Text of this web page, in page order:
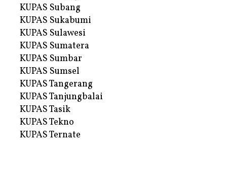
KUPAS Subang
KUPAS Sukabumi
KUPAS Sulawesi
KUPAS Sumatera
KUPAS Sumbar
KUPAS Sumsel
KUPAS Tangerang
KUPAS Tanjungbalai
KUPAS Tasik
KUPAS Tekno
KUPAS Ternate